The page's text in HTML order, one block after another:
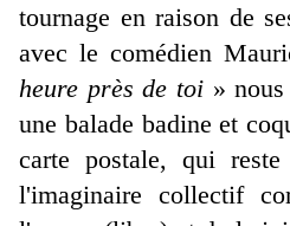
tournage en raison de
avec le comédien
heure près de toi »
une balade badine et
carte postale, qui
l'imaginaire collectif